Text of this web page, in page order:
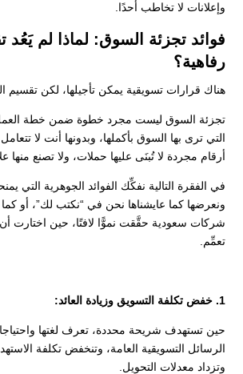
وإعلانات لا تخاطب أحدًا.
فوائد تجزئة السوق: لماذا لم
رفاهية؟
هناك قرارات تسويقية يمكن تأجيلها، لكن تقسيم
تجزئة السوق ليست مجرد خطوة ضمن خطة
التي ترى بها السوق بأكملها، وبدونها أنت لا
أرقام مجردة لا تُبنَى عليها حملات، ولا تصنع منها
في الفقرة التالية نفكِّك الفوائد الجوهرية التي
ونعرضها كما عايشناها نحن في “نكتب لك”، أو
شركات سعودية حقَّقت نموًّا لافتًا، حين اختارت
تعمِّم.
1. خفض تكلفة التسويق وزيادة العائد:
حين تستهدف شريحة محددة، تعرف لغتها
الرسائل التسويقية العامة، وتنخفض تكلفة
وتزداد معدلات التحويل.